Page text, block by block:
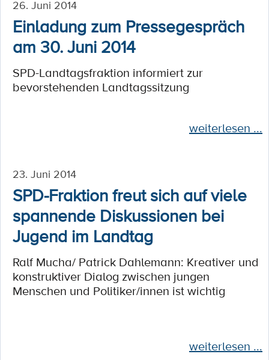
26. Juni 2014
Einladung zum Pressegespräch
am 30. Juni 2014
SPD-Landtagsfraktion informiert zur
bevorstehenden Landtagssitzung
weiterlesen ...
23. Juni 2014
SPD-Fraktion freut sich auf viele
spannende Diskussionen bei
Jugend im Landtag
Ralf Mucha/ Patrick Dahlemann: Kreativer und
konstruktiver Dialog zwischen jungen
Menschen und Politiker/innen ist wichtig
weiterlesen ...